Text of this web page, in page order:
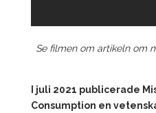
Se filmen om artikeln om
I juli 2021 publicerade
Consumption en